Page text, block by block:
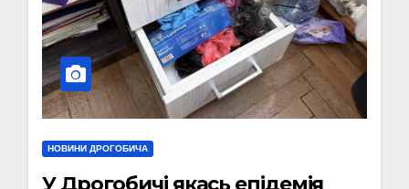
НОВИНИ ДРОГОБИЧА
У Дрогобичі якась епідемія